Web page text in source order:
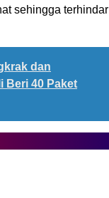
sehingga terhindar
dan
Beri 40 Paket